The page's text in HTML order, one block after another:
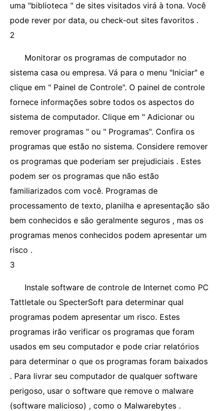
uma "biblioteca " de sites visitados virá à tona. Você
pode rever por data, ou check-out sites favoritos .
2
Monitorar os programas de computador no
sistema casa ou empresa. Vá para o menu "Iniciar" e
clique em " Painel de Controle". O painel de controle
fornece informações sobre todos os aspectos do
sistema de computador. Clique em " Adicionar ou
remover programas " ou " Programas". Confira os
programas que estão no sistema. Considere remover
os programas que poderiam ser prejudiciais . Estes
podem ser os programas que não estão
familiarizados com você. Programas de
processamento de texto, planilha e apresentação são
bem conhecidos e são geralmente seguros , mas os
programas menos conhecidos podem apresentar um
risco .
3
Instale software de controle de Internet como PC
Tattletale ou SpecterSoft para determinar qual
programas podem apresentar um risco. Estes
programas irão verificar os programas que foram
usados ​​em seu computador e pode criar relatórios
para determinar o que os programas foram baixados
. Para livrar seu computador de qualquer software
perigoso, usar o software que remove o malware
(software malicioso) , como o Malwarebytes .